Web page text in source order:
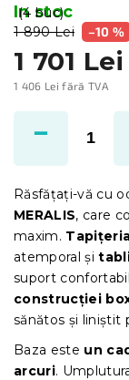
1 890 Lei –10 %
1 701 Lei
1 406 Lei fără TVA
preţ:
In stoc
(4 buc)
Răsfățați-vă cu
MERALIS, care
maxim.
atemporal și
suport
construcției
sănătos și liniștit
Baza este un
arcuri.